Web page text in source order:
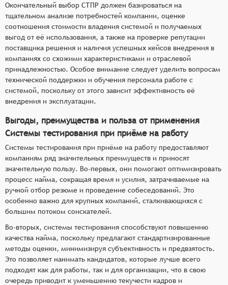
Окончательный выбор СТПР должен базироваться на
тщательном анализе потребностей компании, оценке
соотношения стоимости владения системой и получаемых
выгод от её использования, а также на проверке репутации
поставщика решения и наличия успешных кейсов внедрения в
компаниях со схожими характеристиками и отраслевой
принадлежностью. Особое внимание следует уделить вопросам
технической поддержки и обучения персонала работе с
системой, поскольку от этого зависит эффективность её
внедрения и эксплуатации.
Выгоды, преимущества и польза от применения
Системы тестирования при приёме на работу
Системы тестирования при приёме на работу предоставляют
компаниям ряд значительных преимуществ и приносят
значительную пользу. Во-первых, они помогают оптимизировать
процесс найма, сокращая время и усилия, затрачиваемые на
ручной отбор резюме и проведение собеседований. Это
особенно важно для крупных компаний, сталкивающихся с
большим потоком соискателей.
Во-вторых, системы тестирования способствуют повышению
качества найма, поскольку предлагают стандартизированные
методы оценки, минимизируя субъективность и предвзятость.
Это позволяет нанимать кандидатов, которые лучше всего
подходят как для работы, так и для организации, что в свою
очередь приводит к уменьшению текучести кадров и